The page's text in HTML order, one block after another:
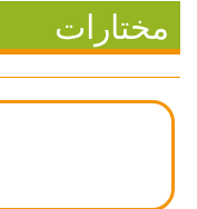
مختارات